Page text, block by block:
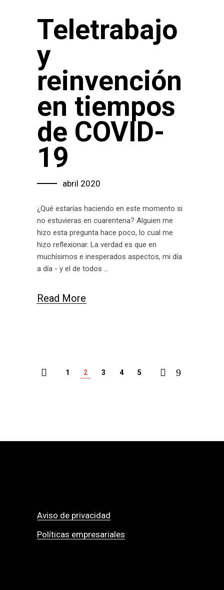
Teletrabajo
y
reinvención
en tiempos
de COVID-
19
abril 2020
¿Qué estarías haciendo en este momento si
no estuvieras en cuarentena? Alguien me
hizo esta pregunta hace poco, lo cual me
hizo reflexionar. La verdad es que en
muchísimos e inesperados aspectos, mi día
a día - y el de todos
Read More
1 2 3 4 5
Aviso de privacidad
Políticas empresariales